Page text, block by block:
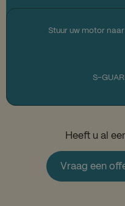
Stuur uw motor
S-
Heeft u al
Vraag een